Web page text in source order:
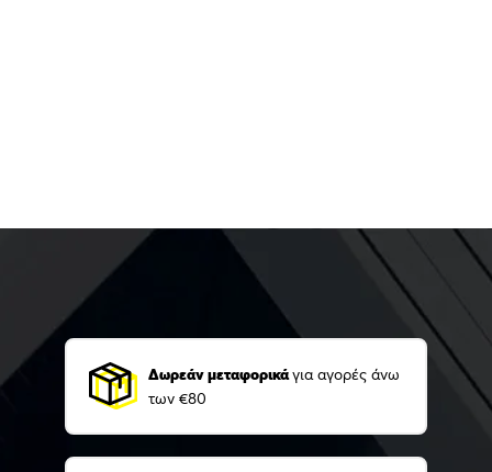
Δωρεάν μεταφορικάγια αγορές άνω
των €80